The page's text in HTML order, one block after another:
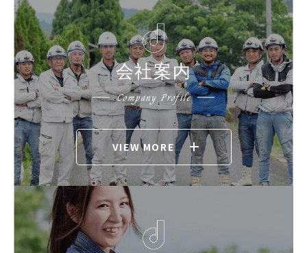
会社案内
Company Profile
VIEW MORE